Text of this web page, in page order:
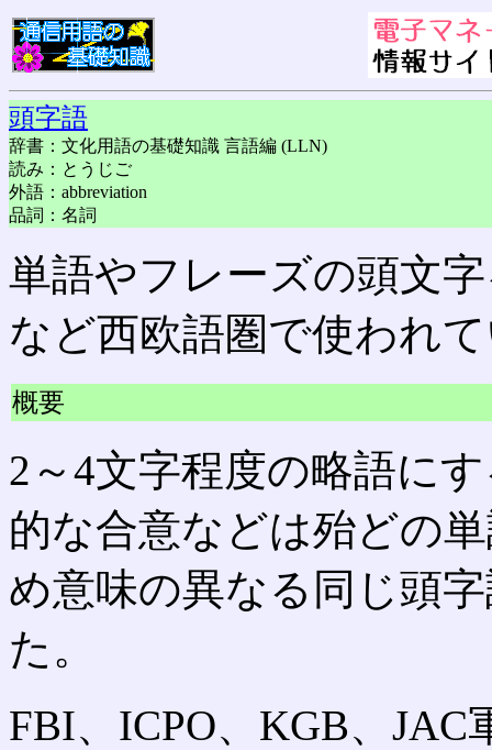
頭字語
辞書：文化用語の基礎知識 言語編 (LLN)
読み：とうじご
外語：abbreviation
品詞：名詞
単語やフレーズの頭文
など西欧語圏で使われ
概要
2～4文字程度の略語に
的な合意などは殆どの
め意味の異なる同じ頭
た。
FBI、ICPO、KGB、